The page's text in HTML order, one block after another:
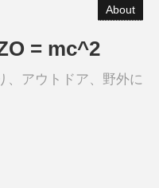
About
= mc^2
、アウトドア、野外に